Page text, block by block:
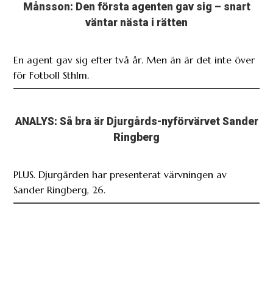
Månsson: Den första agenten gav sig – snart
väntar nästa i rätten
En agent gav sig efter två år. Men än är det inte över
för Fotboll Sthlm.
ANALYS: Så bra är Djurgårds-nyförvärvet Sander
Ringberg
PLUS. Djurgården har presenterat värvningen av
Sander Ringberg, 26.